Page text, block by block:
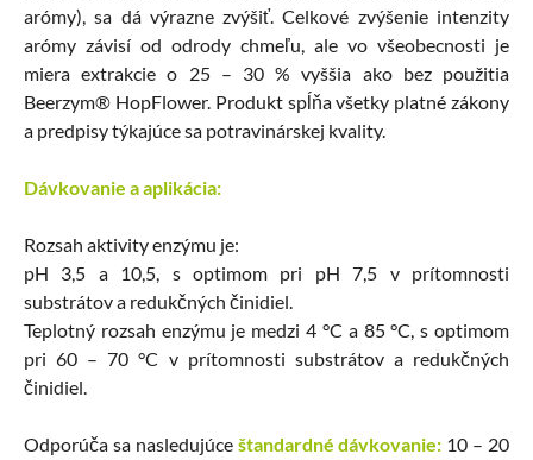
arómy), sa dá výrazne zvýšiť. Celkové zvýšenie intenzity
arómy závisí od odrody chmeľu, ale vo všeobecnosti je
miera extrakcie o 25 – 30 % vyššia ako bez použitia
Beerzym® HopFlower. Produkt spĺňa všetky platné zákony
a predpisy týkajúce sa potravinárskej kvality.
Dávkovanie a aplikácia:
Rozsah aktivity enzýmu je:
pH 3,5 a 10,5, s optimom pri pH 7,5 v prítomnosti
substrátov a redukčných činidiel.
Teplotný rozsah enzýmu je medzi 4 °C a 85 °C, s optimom
pri 60 – 70 °C v prítomnosti substrátov a redukčných
činidiel.
Odporúča sa nasledujúce štandardné dávkovanie: 10 – 20